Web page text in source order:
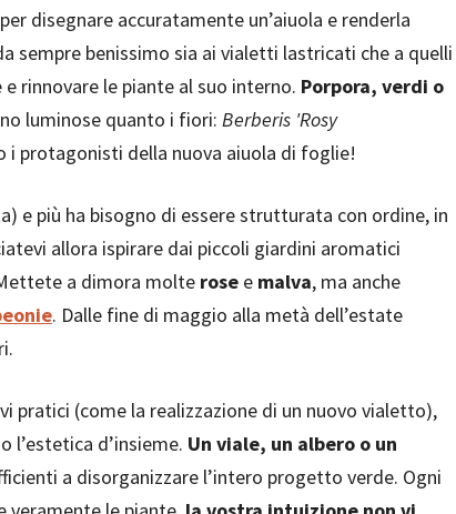
disegnare accuratamente un’aiuola e renderla
sempre benissimo sia ai vialetti lastricati che a quelli
rinnovare le piante al suo interno. Porpora, verdi o
luminose quanto i fiori: Berberis 'Rosy
i protagonisti della nuova aiuola di foglie!
e più ha bisogno di essere strutturata con ordine, in
allora ispirare dai piccoli giardini aromatici
a dimora molte rose e malva, ma anche
. Dalle fine di maggio alla metà dell’estate
pratici (come la realizzazione di un nuovo vialetto),
l’estetica d’insieme. Un viale, un albero o un
a disorganizzare l’intero progetto verde. Ogni